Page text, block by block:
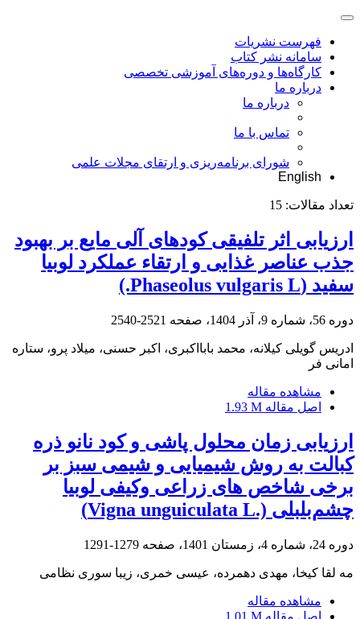
فهرست نشریات
سامانه نشر کتاب
کارگاه‌ها و دوره‌های آموزشی تخصصی
درباره ما
درباره ما
تماس با ما
شورای برنامه‌ریزی و ارتقای مجلات علمی
English
تعداد مقالات: 15
ارزیابی اثر تلفیقی کودهای آلی مایع بر بهبود
جذب عناصر غذایی و ارتقاء عملکرد لوبیا
سفید (Phaseolus vulgaris L.)
دوره 56، شماره 9، آذر 1404، صفحه 2521-2540
ادریس گویلی کیلانه، محمد بابااکبری، اکبر حسنی، میلاد پرو، ستاره
امانی فر
مشاهده مقاله
اصل مقاله 1.93 M
ارزیابی زمان محلول پاشی و کود نانو ذره
کبالت به روش شیمیایی و شیمی سبز بر
برخی شاخص های زراعی وکیفی لوبیا
چشم‌بلبلی (.Vigna unguiculata L)
دوره 24، شماره 4، زمستان 1401، صفحه 1279-1291
مه لقا کیخا، مهدی دهمرده، عیسی خمری، زیبا سوری نظامی
مشاهده مقاله
اصل مقاله 1.01 M